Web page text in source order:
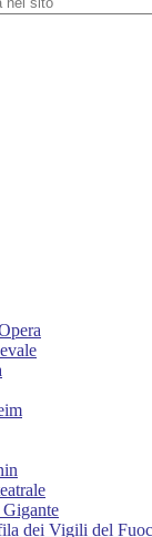
dei Vigili del